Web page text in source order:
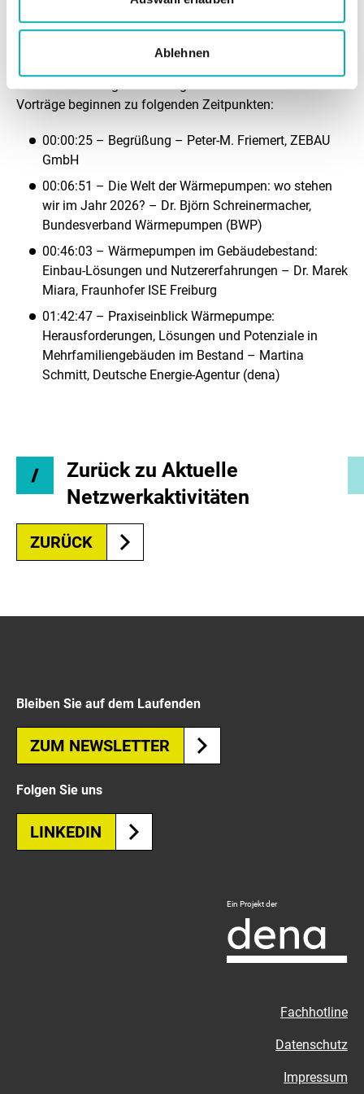
Ablehnen
Wärmepumpen: wo stehen wir im Jahr 2026?"
Vorträge beginnen zu folgenden Zeitpunkten:
00:00:25 – Begrüßung – Peter-M. Friemert, ZEBAU
GmbH
00:06:51 – Die Welt der Wärmepumpen: wo stehen
wir im Jahr 2026? – Dr. Björn Schreinermacher,
Bundesverband Wärmepumpen (BWP)
00:46:03 – Wärmepumpen im Gebäudebestand:
Einbau-Lösungen und Nutzererfahrungen – Dr. Marek
Miara, Fraunhofer ISE Freiburg
01:42:47 – Praxiseinblick Wärmepumpe:
Herausforderungen, Lösungen und Potenziale in
Mehrfamiliengebäuden im Bestand – Martina
Schmitt, Deutsche Energie-Agentur (dena)
Zurück zu Aktuelle
Netzwerkaktivitäten
ZURÜCK
Bleiben Sie auf dem Laufenden
ZUM NEWSLETTER
Folgen Sie uns
LINKEDIN
Logo
Deutsche
Energie-
Agentur
Ein Projekt der
Fachhotline
Datenschutz
Impressum